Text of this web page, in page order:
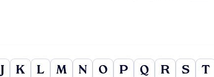
K L M N O P Q R S T